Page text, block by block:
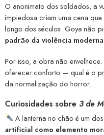
O anonimato dos soldados, a
impiedosa criam uma cena
longo dos séculos. Goya não
padrão da violência moderna
Por isso, a obra não
oferecer conforto — qual é o
da normalização do horror.
Curiosidades sobre 3 de
A lanterna no chão é um
artificial como elemento